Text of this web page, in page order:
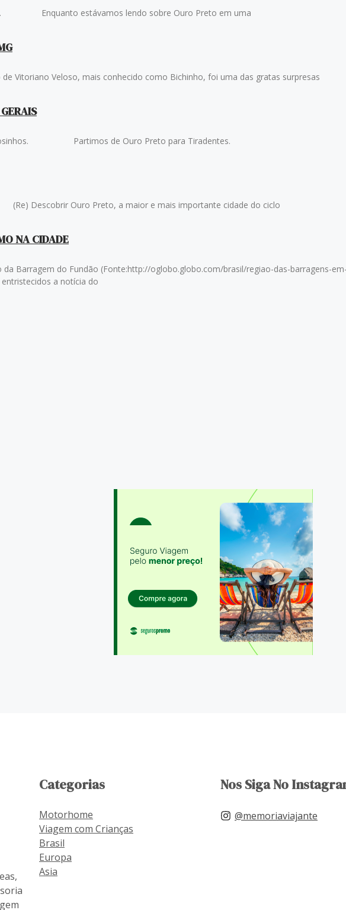
Enquanto estávamos lendo sobre Ouro Preto em uma
Veloso, mais conhecido como Bichinho, foi uma das gratas surpresas
Partimos de Ouro Preto para Tiradentes.
Descobrir Ouro Preto, a maior e mais importante cidade do ciclo
NA CIDADE
da Barragem do Fundão (Fonte:http://oglobo.globo.com/brasil/regiao-das-
a notícia do
Categorias
Motorhome
Viagem com Crianças
Brasil
Europa
Asia
Nos Siga No
@memoriaviajante